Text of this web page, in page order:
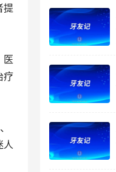
提
医
疗
人